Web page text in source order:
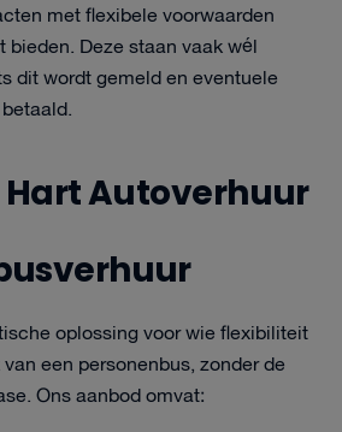
met flexibele voorwaarden
bieden. Deze staan vaak wél
dit wordt gemeld en eventuele
Hart Autoverhuur
oplossing voor wie flexibiliteit
een personenbus, zonder de
Ons aanbod omvat: